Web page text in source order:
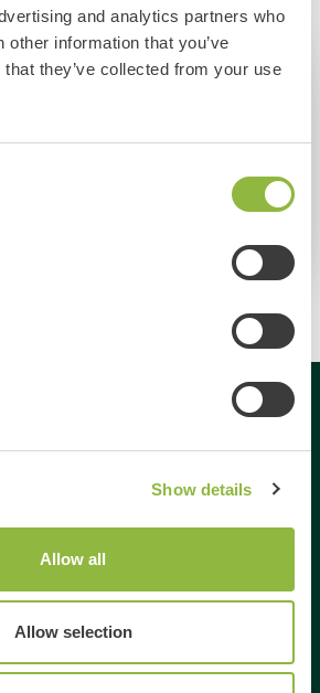
and analytics partners who
other information that you’ve
they’ve collected from your use
Show details
Allow all
Allow selection